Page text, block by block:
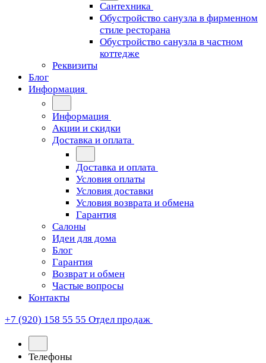
Сантехника
Обустройство санузла в фирменном
стиле ресторана
Обустройство санузла в частном
коттедже
Реквизиты
Блог
Информация
Информация
Акции и скидки
Доставка и оплата
Доставка и оплата
Условия оплаты
Условия доставки
Условия возврата и обмена
Гарантия
Салоны
Идеи для дома
Блог
Гарантия
Возврат и обмен
Частые вопросы
Контакты
+7 (920) 158 55 55 Отдел продаж
Телефоны